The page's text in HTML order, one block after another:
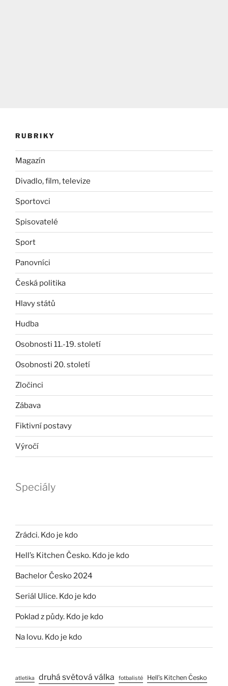
RUBRIKY
Magazín
Divadlo, film, televize
Sportovci
Spisovatelé
Sport
Panovníci
Česká politika
Hlavy států
Hudba
Osobnosti 11.-19. století
Osobnosti 20. století
Zločinci
Zábava
Fiktivní postavy
Výročí
Speciály
Zrádci. Kdo je kdo
Hell’s Kitchen Česko. Kdo je kdo
Bachelor Česko 2024
Seriál Ulice. Kdo je kdo
Poklad z půdy. Kdo je kdo
Na lovu. Kdo je kdo
atletika druhá světová válka fotbalisté Hell’s Kitchen Česko